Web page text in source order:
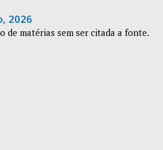
2026
de matérias sem ser citada a fonte.